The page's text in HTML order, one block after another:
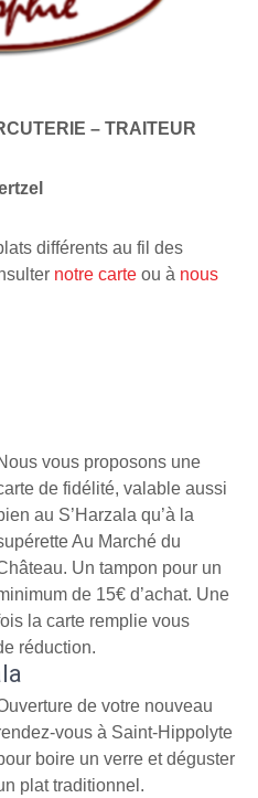
– TRAITEUR
différents au fil des
notre carte ou à nous
vous proposons une
de fidélité, valable aussi
au S’Harzala qu’à la
Au Marché du
Un tampon pour un
de 15€ d’achat. Une
la carte remplie vous
réduction.
de votre nouveau
vous à Saint-Hippolyte
boire un verre et déguster
plat traditionnel.